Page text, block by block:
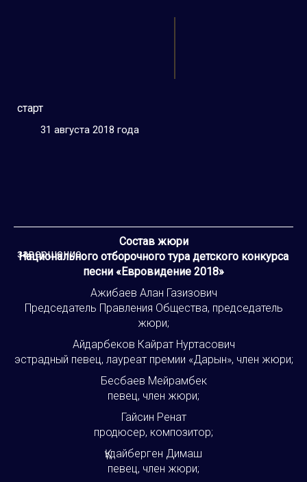
старт
31 августа 2018 года
завершение
Состав жюри
Национального отборочного тура детского конкурса
песни «Евровидение 2018»
Ажибаев Алан Газизович
Председатель Правления Общества, председатель
жюри;
Айдарбеков Кайрат Нуртасович
эстрадный певец, лауреат премии «Дарын», член жюри;
Бесбаев Мейрамбек
певец, член жюри;
Гайсин Ренат
продюсер, композитор;
Құдайберген Димаш
певец, член жюри;